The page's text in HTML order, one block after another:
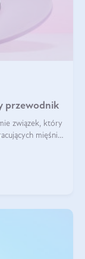
przewodnik
związek, który
mięśni.